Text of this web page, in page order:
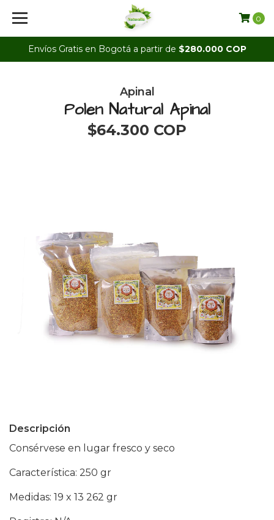
Envíos Gratis en Bogotá a partir de $280.000 COP
0
Apinal
Polen Natural Apinal
$64.300 COP
Descripción
Consérvese en lugar fresco y seco
Característica: 250 gr
Medidas: 19 x 13 262 gr